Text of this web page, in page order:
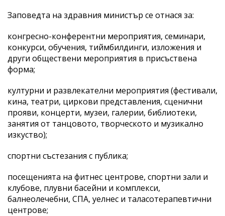
Заповедта на здравния министър се отнася за:
конгресно-конферентни мероприятия, семинари,
конкурси, обучения, тиймбилдинги, изложения и
други обществени мероприятия в присъствена
форма;
културни и развлекателни мероприятия (фестивали,
кина, театри, циркови представления, сценични
прояви, концерти, музеи, галерии, библиотеки,
занятия от танцовото, творческото и музикално
изкуство);
спортни състезания с публика;
посещенията на фитнес центрове, спортни зали и
клубове, плувни басейни и комплекси,
балнеолечебни, СПА, уелнес и таласотерапевтични
центрове;